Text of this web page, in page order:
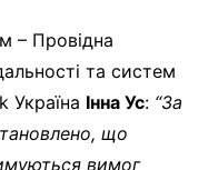
– Провідна
та систем
Україна Інна Ус: “За
що
вимог